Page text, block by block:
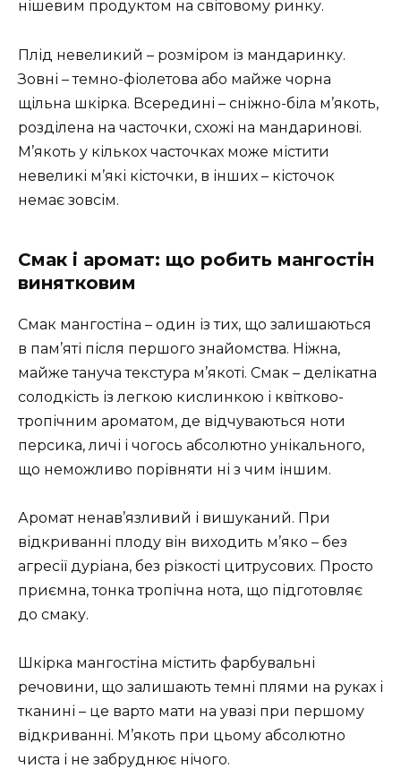
нішевим продуктом на світовому ринку.
Плід невеликий – розміром із мандаринку.
Зовні – темно-фіолетова або майже чорна
щільна шкірка. Всередині – сніжно-біла м’якоть,
розділена на часточки, схожі на мандаринові.
М’якоть у кількох часточках може містити
невеликі м’які кісточки, в інших – кісточок
немає зовсім.
Смак і аромат: що робить мангостін
винятковим
Смак мангостіна – один із тих, що залишаються
в пам’яті після першого знайомства. Ніжна,
майже тануча текстура м’якоті. Смак – делікатна
солодкість із легкою кислинкою і квітково-
тропічним ароматом, де відчуваються ноти
персика, личі і чогось абсолютно унікального,
що неможливо порівняти ні з чим іншим.
Аромат ненав’язливий і вишуканий. При
відкриванні плоду він виходить м’яко – без
агресії дуріана, без різкості цитрусових. Просто
приємна, тонка тропічна нота, що підготовляє
до смаку.
Шкірка мангостіна містить фарбувальні
речовини, що залишають темні плями на руках і
тканині – це варто мати на увазі при першому
відкриванні. М’якоть при цьому абсолютно
чиста і не забруднює нічого.